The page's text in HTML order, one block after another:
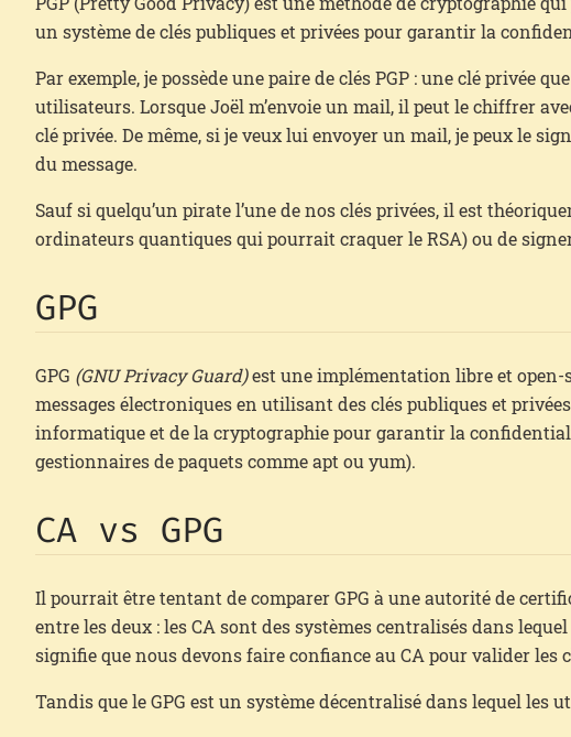
un système de clés publiques et privées pour garantir la
Par exemple, je possède une paire de clés PGP : une clé privée
utilisateurs. Lorsque Joël m’envoie un mail, il peut le chiffrer
clé privée. De même, si je veux lui envoyer un mail, je peux le
du message.
Sauf si quelqu’un pirate l’une de nos clés privées, il est
ordinateurs quantiques qui pourrait craquer le RSA) ou de
GPG
GPG (GNU Privacy Guard)est une implémentation libre et open-
messages électroniques en utilisant des clés publiques et
informatique et de la cryptographie pour garantir la
gestionnaires de paquets comme apt ou yum).
CA vs GPG
Il pourrait être tentant de comparer GPG à une autorité de
entre les deux : les CA sont des systèmes centralisés dans
signifie que nous devons faire confiance au CA pour valider les
Tandis que le GPG est un système décentralisé dans lequel les